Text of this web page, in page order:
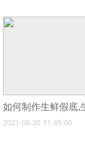
2021-09-30 11:45:00